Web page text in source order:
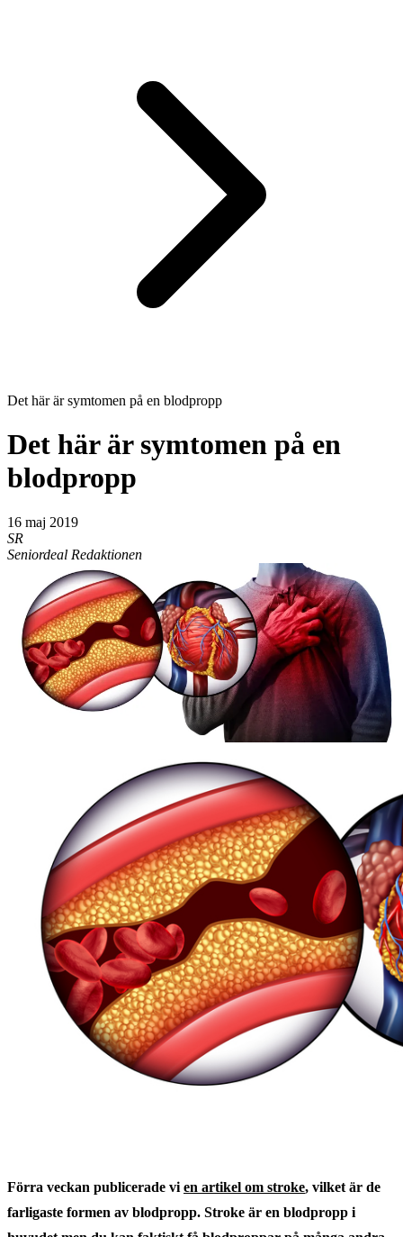
Det här är symtomen på en blodpropp
Det här är symtomen på en
blodpropp
16 maj 2019
SR
Seniordeal Redaktionen
Förra veckan publicerade vi en artikel om stroke, vilket är de
farligaste formen av blodpropp. Stroke är en blodpropp i